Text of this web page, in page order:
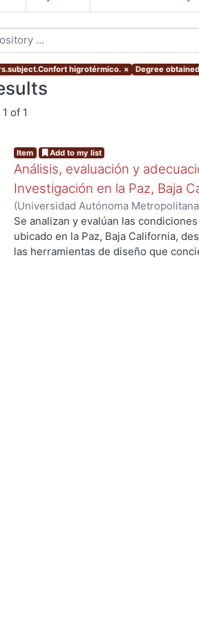
higrotérmico. × Degree
of 1
Item Add to my list
Análisis, evaluación y
Investigación en la Paz, Baja
(Universidad Autónoma
de Servicios de Información.,1999-12
Se analizan y evalúan las
ubicado en la Paz, Baja California,
las herramientas de diseño que